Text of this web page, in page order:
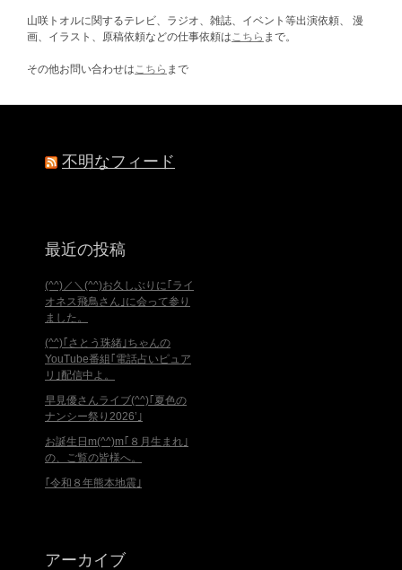
山咲トオルに関するテレビ、ラジオ、雑誌、イベント等出演依頼、 漫
画、イラスト、原稿依頼などの仕事依頼はこちら まで。
その他お問い合わせはこちら まで
不明なフィード
最近の投稿
(^^)／＼(^^)お久しぶりに｢ライ
オネス飛鳥さん｣に会って参り
ました。
(^^)｢さとう珠緒｣ちゃんの
YouTube番組｢電話占いピュア
リ｣配信中よ。
早見優さんライブ(^^)｢夏色の
ナンシー祭り2026’｣
お誕生日m(^^)m｢８月生まれ｣
の、ご覧の皆様へ。
｢令和８年熊本地震｣
アーカイブ